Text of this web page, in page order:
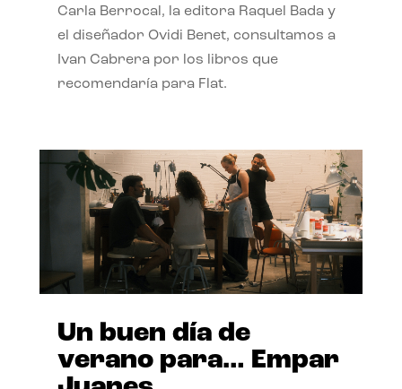
Carla Berrocal, la editora Raquel Bada y
el diseñador Ovidi Benet, consultamos a
Ivan Cabrera por los libros que
recomendaría para Flat.
Un buen día de
verano para… Empar